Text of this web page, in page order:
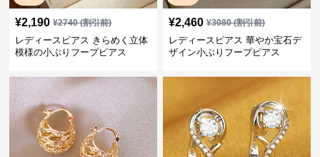
¥2,190 ¥2740(割引前)
レディースピアス きらめく立体
模様の小ぶりフープピアス
¥2,460 ¥3080(割引前)
レディースピアス 華やか宝石デ
ザイン小ぶりフープピアス